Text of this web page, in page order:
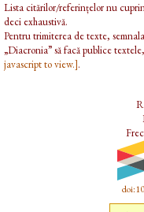
Lista citărilor/referințelor nu
deci exhaustivă.
Pentru trimiterea de texte,
„Diacronia” să facă publice
javascript to view.].